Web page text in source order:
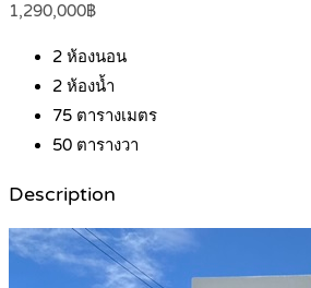
1,290,000฿
2 ห้องนอน
2 ห้องน้ำ
75 ตารางเมตร
50 ตารางวา
Description